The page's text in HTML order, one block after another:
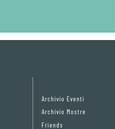
Archivio Eventi
Archivio Mostre
Friends